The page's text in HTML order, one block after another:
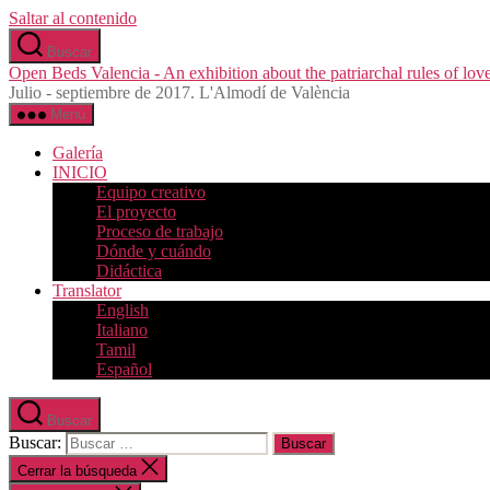
Saltar al contenido
Buscar
Open Beds Valencia - An exhibition about the patriarchal rules of
Julio - septiembre de 2017. L'Almodí de València
Menú
Galería
INICIO
Equipo creativo
El proyecto
Proceso de trabajo
Dónde y cuándo
Didáctica
Translator
English
Italiano
Tamil
Español
Buscar
Buscar:
Cerrar la búsqueda